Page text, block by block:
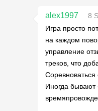
alex1997
8
Игра просто
на каждом
управление
треков, что
Соревноваться
Иногда бывают